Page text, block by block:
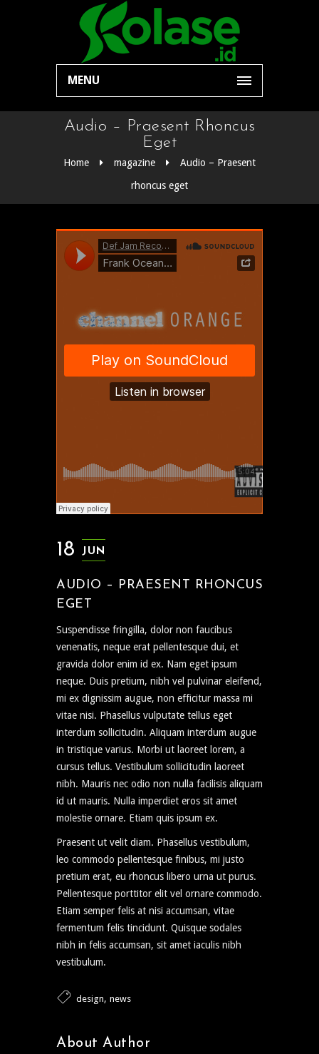
MENU
Audio – Praesent Rhoncus
Eget
Home magazine
Audio – Praesent
rhoncus eget
18 JUN
AUDIO – PRAESENT RHONCUS
EGET
Suspendisse fringilla, dolor non faucibus
venenatis, neque erat pellentesque dui, et
gravida dolor enim id ex. Nam eget ipsum
neque. Duis pretium, nibh vel pulvinar eleifend,
mi ex dignissim augue, non efficitur massa mi
vitae nisi. Phasellus vulputate tellus eget
interdum sollicitudin. Aliquam interdum augue
in tristique varius. Morbi ut laoreet lorem, a
cursus tellus. Vestibulum sollicitudin laoreet
nibh. Mauris nec odio non nulla facilisis aliquam
id ut mauris. Nulla imperdiet eros sit amet
molestie ornare. Etiam quis ipsum ex.
Praesent ut velit diam. Phasellus vestibulum,
leo commodo pellentesque finibus, mi justo
pretium erat, eu rhoncus libero urna ut purus.
Pellentesque porttitor elit vel ornare commodo.
Etiam semper felis at nisi accumsan, vitae
fermentum felis tincidunt. Quisque sodales
nibh in felis accumsan, sit amet iaculis nibh
vestibulum.
design, news
About Author